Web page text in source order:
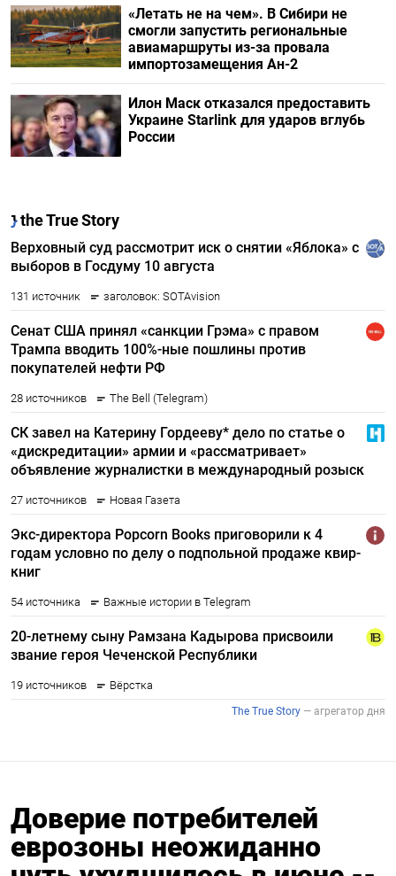
«Летать не на чем». В Сибири не
смогли запустить региональные
авиамаршруты из-за провала
импортозамещения Ан-2
Илон Маск отказался предоставить
Украине Starlink для ударов вглубь
России
Доверие потребителей
еврозоны неожиданно